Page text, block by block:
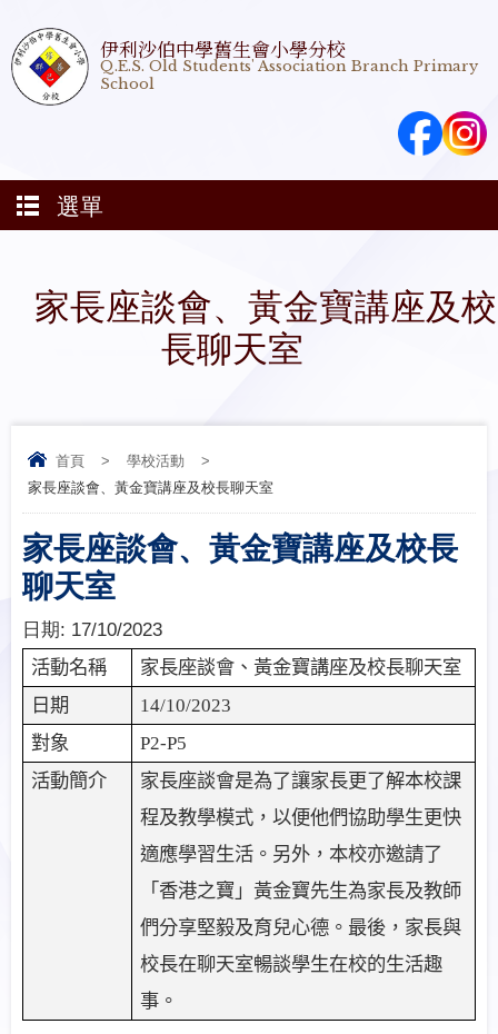
伊利沙伯中學舊生會小學分校
Q.E.S. Old Students' Association Branch Primary
School
選單
家長座談會、黃金寶講座及校
長聊天室
首頁 > 學校活動
>
家長座談會、黃金寶講座及校長聊天室
家長座談會、黃金寶講座及校長
聊天室
日期: 17/10/2023
活動名稱
家長座談會、黃金寶講座及校長聊天室
日期
14/10/2023
對象
P2-P5
活動簡介
家長座談會是為了讓家長更了解本校課
程及教學模式，以便他們協助學生更快
適應學習生活。另外，本校亦邀請了
「香港之寶」黃金寶先生為家長及教師
們分享堅毅及育兒心德。最後，家長與
校長在聊天室暢談學生在校的生活趣
事。